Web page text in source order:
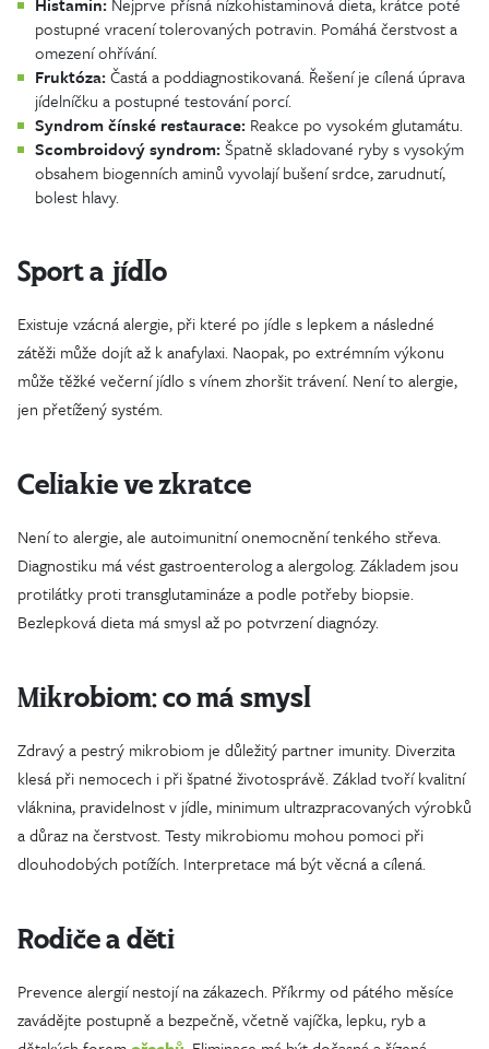
postupné vracení tolerovaných potravin. Pomáhá čerstvost a
omezení ohřívání.
Fruktóza:Častá a poddiagnostikovaná. Řešení je cílená úprava
jídelníčku a postupné testování porcí.
Syndrom čínské restaurace: Reakce po vysokém glutamátu.
Scombroidový syndrom:Špatně skladované ryby s vysokým
obsahem biogenních aminů vyvolají bušení srdce, zarudnutí,
bolest hlavy.
Sport a jídlo
Existuje vzácná alergie, při které po jídle s lepkem a následné
zátěži může dojít až k anafylaxi. Naopak, po extrémním výkonu
může těžké večerní jídlo s vínem zhoršit trávení. Není to alergie,
jen přetížený systém.
Celiakie ve zkratce
Není to alergie, ale autoimunitní onemocnění tenkého střeva.
Diagnostiku má vést gastroenterolog a alergolog. Základem jsou
protilátky proti transglutamináze a podle potřeby biopsie.
Bezlepková dieta má smysl až po potvrzení diagnózy.
Mikrobiom: co má smysl
Zdravý a pestrý mikrobiom je důležitý partner imunity. Diverzita
klesá při nemocech i při špatné životosprávě. Základ tvoří kvalitní
vláknina, pravidelnost v jídle, minimum ultrazpracovaných výrobků
a důraz na čerstvost. Testy mikrobiomu mohou pomoci při
dlouhodobých potížích. Interpretace má být věcná a cílená.
Rodiče a děti
Prevence alergií nestojí na zákazech. Příkrmy od pátého měsíce
zavádějte postupně a bezpečně, včetně vajíčka, lepku, ryb a